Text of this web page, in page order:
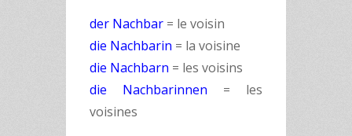
der Nachbar = le voisin
die Nachbarin = la voisine
die Nachbarn = les voisins
die Nachbarinnen = les
voisines